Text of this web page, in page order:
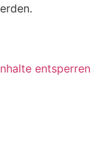
entsperren